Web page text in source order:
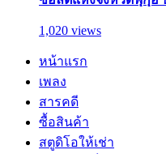
1,020 views
หน้าแรก
เพลง
สารคดี
ซื้อสินค้า
สตูดิโอให้เช่า